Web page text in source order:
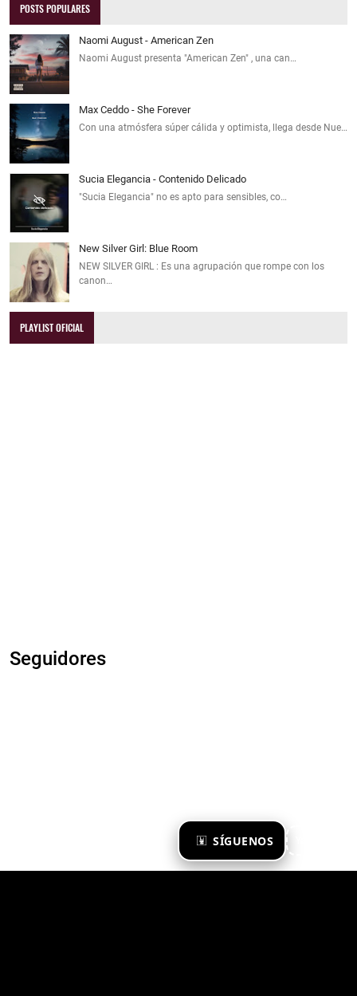
SÍGUENOS
POSTS POPULARES
Naomi August - American Zen
Naomi August presenta "American Zen" , una can…
Max Ceddo - She Forever
Con una atmósfera súper cálida y optimista, llega desde Nue…
Sucia Elegancia - Contenido Delicado
"Sucia Elegancia" no es apto para sensibles, co…
New Silver Girl: Blue Room
NEW SILVER GIRL : Es una agrupación que rompe con los
canon…
PLAYLIST OFICIAL
Seguidores